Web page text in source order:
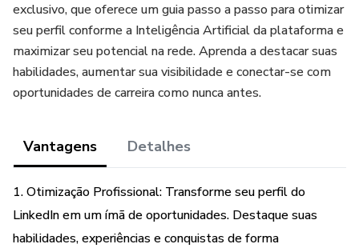
exclusivo, que oferece um guia passo a passo para otimizar
seu perfil conforme a Inteligência Artificial da plataforma e
maximizar seu potencial na rede. Aprenda a destacar suas
habilidades, aumentar sua visibilidade e conectar-se com
oportunidades de carreira como nunca antes.
Vantagens Detalhes
1. Otimização Profissional: Transforme seu perfil do
LinkedIn em um ímã de oportunidades. Destaque suas
habilidades, experiências e conquistas de forma